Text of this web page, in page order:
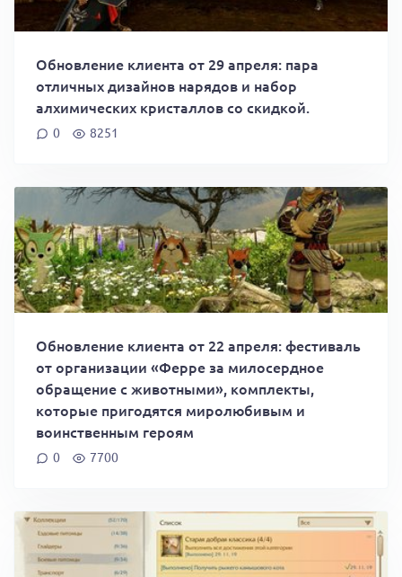
Обновление клиента от 29 апреля: пара
отличных дизайнов нарядов и набор
алхимических кристаллов со скидкой.
0 8251
Обновление клиента от 22 апреля: фестиваль
от организации «Ферре за милосердное
обращение с животными», комплекты,
которые пригодятся миролюбивым и
воинственным героям
0 7700